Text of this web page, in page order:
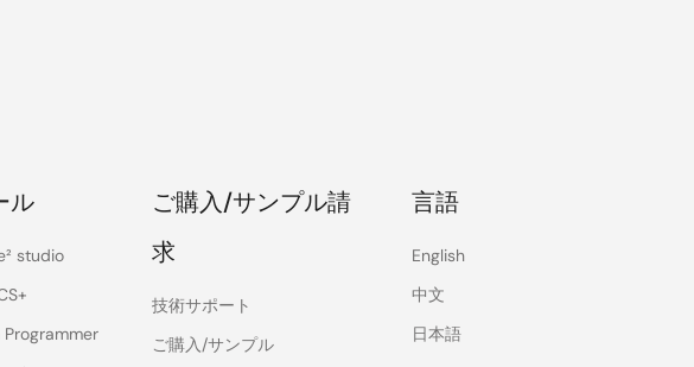
ル
studio
Programmer
ご購入/サンプル請
求
技術サポート
ご購入/サンプル
言語
English
中文
日本語